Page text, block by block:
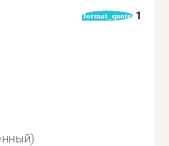
format_quote 1